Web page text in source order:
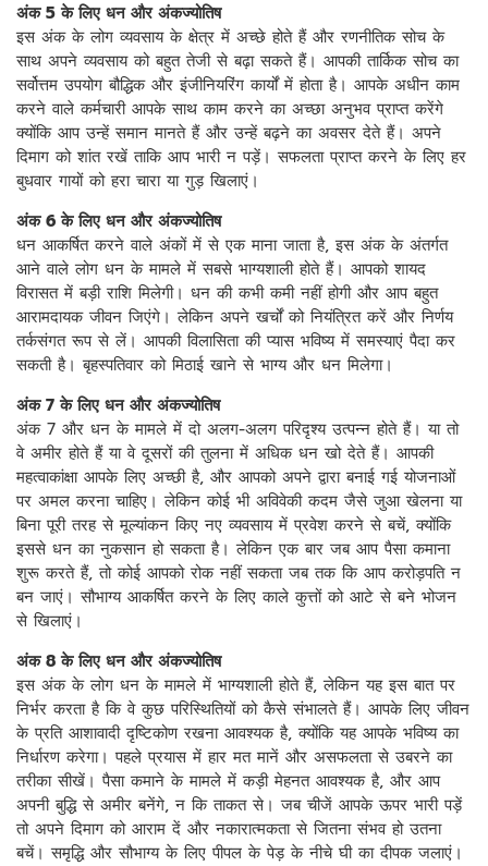
अंक 5 के लिए धन और अंकज्योतिष
इस अंक के लोग व्यवसाय के क्षेत्र में अच्छे होते हैं और रणनीतिक सोच के
साथ अपने व्यवसाय को बहुत तेजी से बढ़ा सकते हैं। आपकी तार्किक सोच का
सर्वोत्तम उपयोग बौद्धिक और इंजीनियरिंग कार्यों में होता है। आपके अधीन काम
करने वाले कर्मचारी आपके साथ काम करने का अच्छा अनुभव प्राप्त करेंगे
क्योंकि आप उन्हें समान मानते हैं और उन्हें बढ़ने का अवसर देते हैं। अपने
दिमाग को शांत रखें ताकि आप भारी न पड़ें। सफलता प्राप्त करने के लिए हर
बुधवार गायों को हरा चारा या गुड़ खिलाएं।
अंक 6 के लिए धन और अंकज्योतिष
धन आकर्षित करने वाले अंकों में से एक माना जाता है, इस अंक के अंतर्गत
आने वाले लोग धन के मामले में सबसे भाग्यशाली होते हैं। आपको शायद
विरासत में बड़ी राशि मिलेगी। धन की कभी कमी नहीं होगी और आप बहुत
आरामदायक जीवन जिएंगे। लेकिन अपने खर्चों को नियंत्रित करें और निर्णय
तर्कसंगत रूप से लें। आपकी विलासिता की प्यास भविष्य में समस्याएं पैदा कर
सकती है। बृहस्पतिवार को मिठाई खाने से भाग्य और धन मिलेगा।
अंक 7 के लिए धन और अंकज्योतिष
अंक 7 और धन के मामले में दो अलग-अलग परिदृश्य उत्पन्न होते हैं। या तो
वे अमीर होते हैं या वे दूसरों की तुलना में अधिक धन खो देते हैं। आपकी
महत्वाकांक्षा आपके लिए अच्छी है, और आपको अपने द्वारा बनाई गई योजनाओं
पर अमल करना चाहिए। लेकिन कोई भी अविवेकी कदम जैसे जुआ खेलना या
बिना पूरी तरह से मूल्यांकन किए नए व्यवसाय में प्रवेश करने से बचें, क्योंकि
इससे धन का नुकसान हो सकता है। लेकिन एक बार जब आप पैसा कमाना
शुरू करते हैं, तो कोई आपको रोक नहीं सकता जब तक कि आप करोड़पति न
बन जाएं। सौभाग्य आकर्षित करने के लिए काले कुत्तों को आटे से बने भोजन
से खिलाएं।
अंक 8 के लिए धन और अंकज्योतिष
इस अंक के लोग धन के मामले में भाग्यशाली होते हैं, लेकिन यह इस बात पर
निर्भर करता है कि वे कुछ परिस्थितियों को कैसे संभालते हैं। आपके लिए जीवन
के प्रति आशावादी दृष्टिकोण रखना आवश्यक है, क्योंकि यह आपके भविष्य का
निर्धारण करेगा। पहले प्रयास में हार मत मानें और असफलता से उबरने का
तरीका सीखें। पैसा कमाने के मामले में कड़ी मेहनत आवश्यक है, और आप
अपनी बुद्धि से अमीर बनेंगे, न कि ताकत से। जब चीजें आपके ऊपर भारी पड़ें
तो अपने दिमाग को आराम दें और नकारात्मकता से जितना संभव हो उतना
बचें। समृद्धि और सौभाग्य के लिए पीपल के पेड़ के नीचे घी का दीपक जलाएं।